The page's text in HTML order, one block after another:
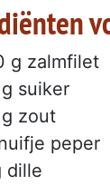
g zalmfilet
suiker
zout
peper
dille